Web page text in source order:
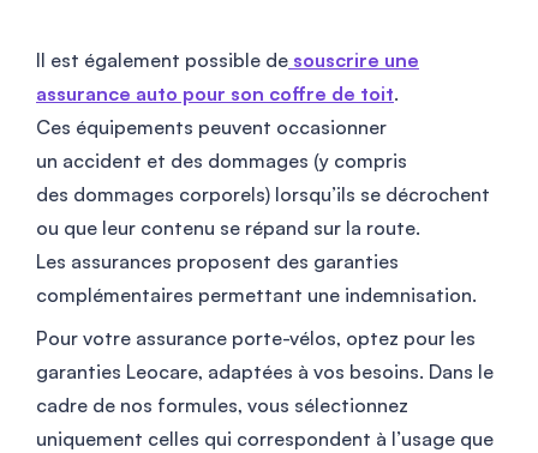
Il est également possible de souscrire une
assurance auto pour son coffre de toit.
Ces équipements peuvent occasionner
un accident et des dommages (y compris
des dommages corporels) lorsqu’ils se décrochent
ou que leur contenu se répand sur la route.
Les assurances proposent des garanties
complémentaires permettant une indemnisation.
Pour votre assurance porte-vélos, optez pour les
garanties Leocare, adaptées à vos besoins. Dans le
cadre de nos formules, vous sélectionnez
uniquement celles qui correspondent à l’usage que